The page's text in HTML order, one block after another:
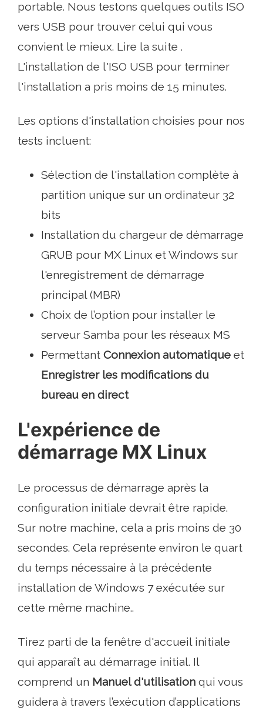
portable. Nous testons quelques outils ISO
vers USB pour trouver celui qui vous
convient le mieux. Lire la suite .
L'installation de l'ISO USB pour terminer
l'installation a pris moins de 15 minutes.
Les options d'installation choisies pour nos
tests incluent:
Sélection de l'installation complète à
partition unique sur un ordinateur 32
bits
Installation du chargeur de démarrage
GRUB pour MX Linux et Windows sur
l'enregistrement de démarrage
principal (MBR)
Choix de l’option pour installer le
serveur Samba pour les réseaux MS
Permettant Connexion automatique et
Enregistrer les modifications du
bureau en direct
L'expérience de
démarrage MX Linux
Le processus de démarrage après la
configuration initiale devrait être rapide.
Sur notre machine, cela a pris moins de 30
secondes. Cela représente environ le quart
du temps nécessaire à la précédente
installation de Windows 7 exécutée sur
cette même machine..
Tirez parti de la fenêtre d'accueil initiale
qui apparaît au démarrage initial. Il
comprend un Manuel d'utilisation qui vous
guidera à travers l’exécution d’applications